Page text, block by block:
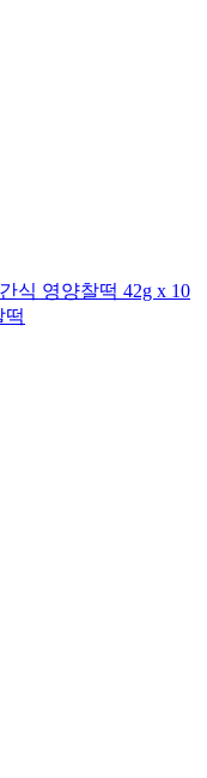
식 영양찰떡 42g x 10
떡